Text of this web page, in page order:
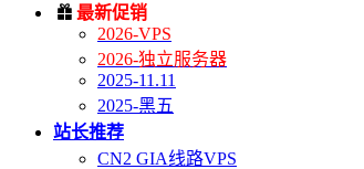
 最新促销
2026-VPS
2026-独立服务器
2025-11.11
2025-黑五
站长推荐
CN2 GIA线路VPS